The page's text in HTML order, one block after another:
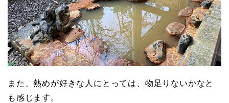
また、熱めが好きな人にとっては、物足りないかなと
も感じます。